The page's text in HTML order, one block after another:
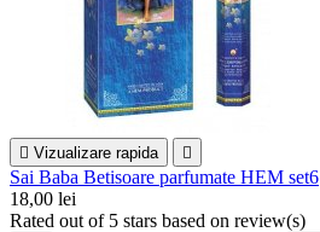
 Vizualizare rapida 
Sai Baba Betisoare parfumate HEM set6
18,00 lei
Rated out of 5 stars based on review(s)